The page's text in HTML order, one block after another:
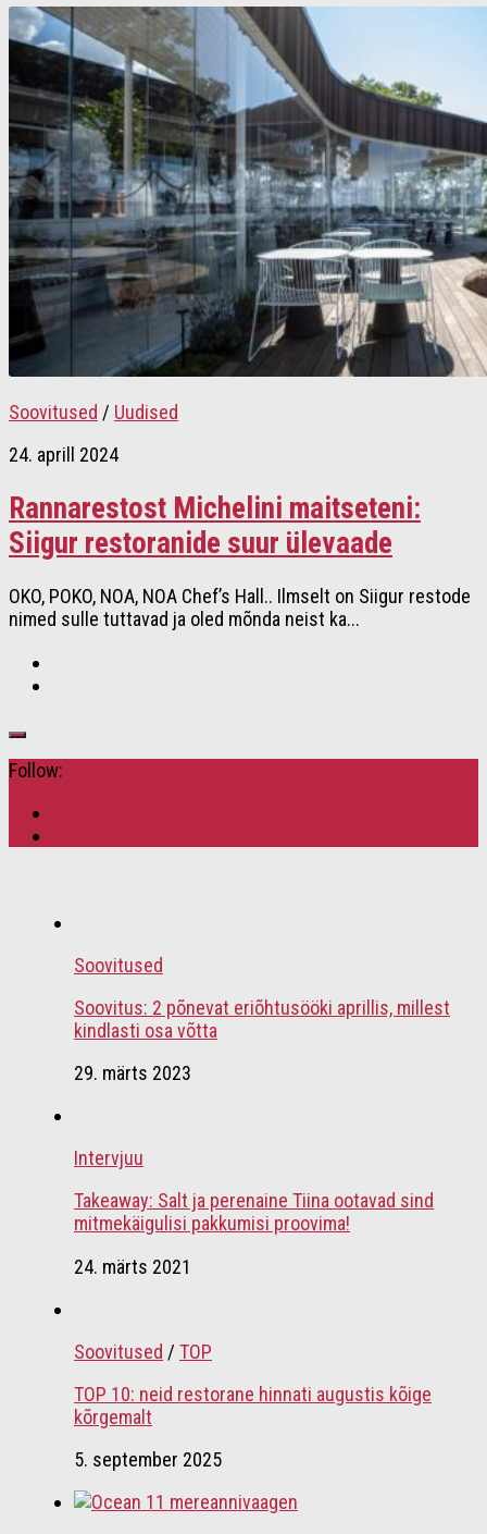
Soovitused / Uudised
24. aprill 2024
Rannarestost Michelini maitseteni:
Siigur restoranide suur ülevaade
OKO, POKO, NOA, NOA Chef’s Hall.. Ilmselt on Siigur restode
nimed sulle tuttavad ja oled mõnda neist ka...
Follow:
Soovitused
Soovitus: 2 põnevat eriõhtusööki aprillis, millest
kindlasti osa võtta
29. märts 2023
Intervjuu
Takeaway: Salt ja perenaine Tiina ootavad sind
mitmekäigulisi pakkumisi proovima!
24. märts 2021
Soovitused / TOP
TOP 10: neid restorane hinnati augustis kõige
kõrgemalt
5. september 2025